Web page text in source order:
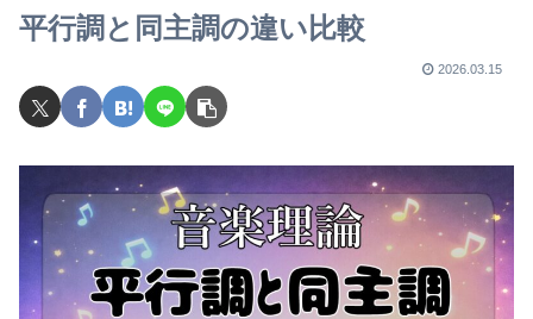
平行調と同主調の違い比較
2026.03.15